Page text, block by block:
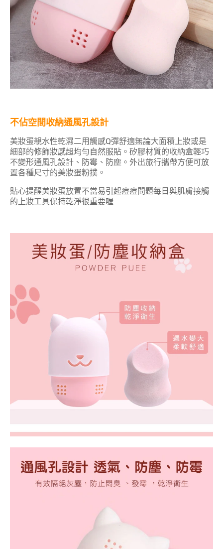
不佔空間收納通風孔設計
美妝蛋親水性乾濕二用觸感Q彈舒適無論大面積上妝或是
細部的修飾妝感超均勻自然服貼。矽膠材質的收納盒輕巧
不變形通風孔設計、防霉、防塵。外出旅行攜帶方便可放
置各種尺寸的美妝蛋粉撲。
貼心提醒美妝蛋放置不當易引起痘痘問題每日與肌膚接觸
的上妝工具保持乾淨很重要喔